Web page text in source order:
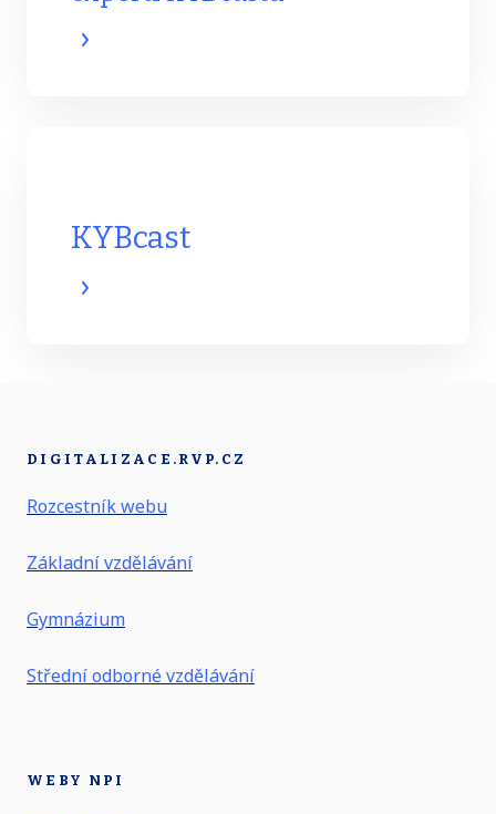
KYBcast
DIGITALIZACE.RVP.CZ
Rozcestník webu
Základní vzdělávání
Gymnázium
Střední odborné vzdělávání
WEBY NPI